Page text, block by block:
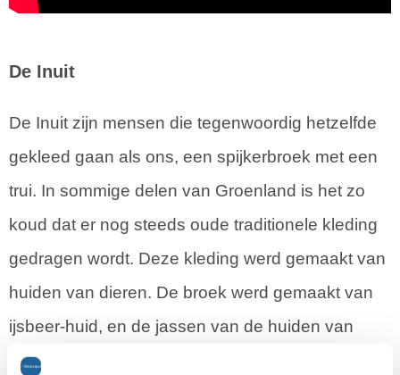
De Inuit
De Inuit zijn mensen die tegenwoordig hetzelfde
gekleed gaan als ons, een spijkerbroek met een
trui. In sommige delen van Groenland is het zo
koud dat er nog steeds oude traditionele kleding
gedragen wordt. Deze kleding werd gemaakt van
huiden van dieren. De broek werd gemaakt van
ijsbeer-huid, en de jassen van de huiden van
vossen en zeehonden. Naast het maken van